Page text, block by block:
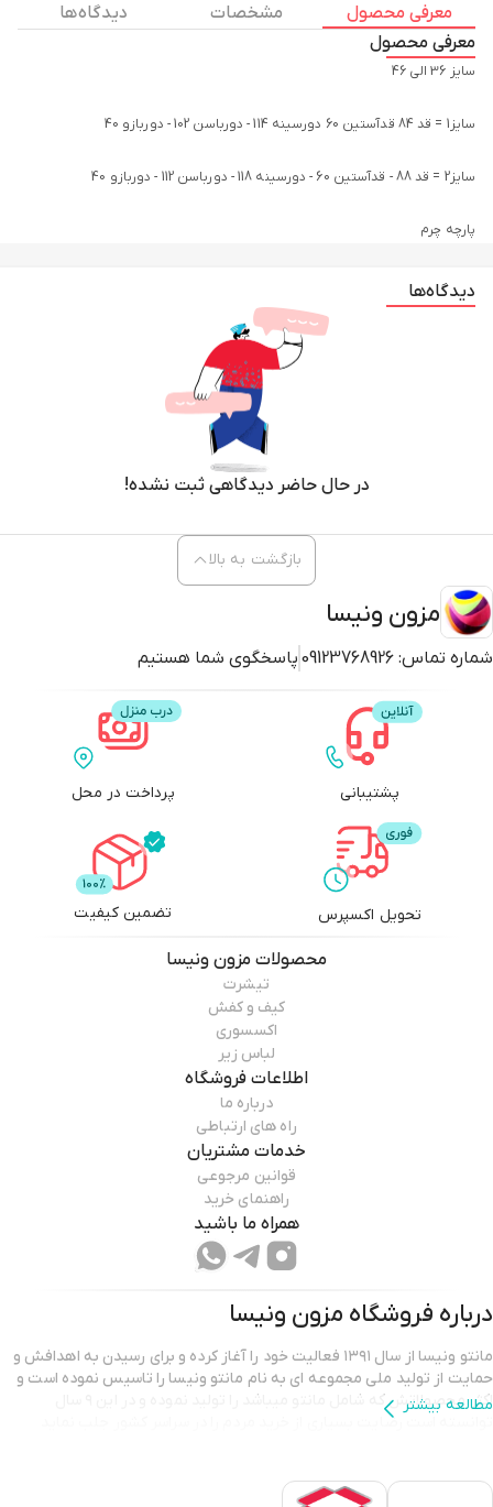
معرفی محصول مشخصات
دیدگاه ها
معرفی محصول
سایز2 = قد 88 - قدآستین 60 - دورسینه 118 - دورباسن 112 - دوربازو 40
پارچه چرم
دیدگاه‌ها
در حال حاضر دیدگاهی ثبت نشده!
مزون ونیسا
شماره تماس: 09123768926 پاسخگوی شما هستیم
بازگشت به بالا
پشتیبانی پرداخت در محل
تحویل اکسپرس تضمین کیفیت
محصولات مزون ونیسا
تیشرت
کیف و کفش
اکسسوری
لباس زیر
اطلاعات فروشگاه
درباره ما
راه های ارتباطی
خدمات مشتریان
قوانین مرجوعی
راهنمای خرید
همراه ما باشید
درباره فروشگاه مزون ونیسا
مانتو ونیسا از سال ۱۳۹۱ فعالیت خود را آغاز کرده و برای رسیدن به اهدافش و
حمایت از تولید ملی مجموعه ای به نام مانتو ونیسا را تاسیس نموده است و
توانسته است رضایت بسیاری از خرید مردم را در سراسر کشور جلب نماید
مطالعه بیشتر